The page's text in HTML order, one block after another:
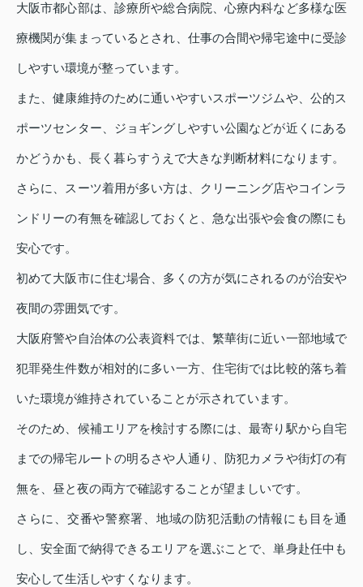
大阪市都心部は、診療所や総合病院、心療内科など多様な医
療機関が集まっているとされ、仕事の合間や帰宅途中に受診
しやすい環境が整っています。
また、健康維持のために通いやすいスポーツジムや、公的ス
ポーツセンター、ジョギングしやすい公園などが近くにある
かどうかも、長く暮らすうえで大きな判断材料になります。
さらに、スーツ着用が多い方は、クリーニング店やコインラ
ンドリーの有無を確認しておくと、急な出張や会食の際にも
安心です。
初めて大阪市に住む場合、多くの方が気にされるのが治安や
夜間の雰囲気です。
大阪府警や自治体の公表資料では、繁華街に近い一部地域で
犯罪発生件数が相対的に多い一方、住宅街では比較的落ち着
いた環境が維持されていることが示されています。
そのため、候補エリアを検討する際には、最寄り駅から自宅
までの帰宅ルートの明るさや人通り、防犯カメラや街灯の有
無を、昼と夜の両方で確認することが望ましいです。
さらに、交番や警察署、地域の防犯活動の情報にも目を通
し、安全面で納得できるエリアを選ぶことで、単身赴任中も
安心して生活しやすくなります。